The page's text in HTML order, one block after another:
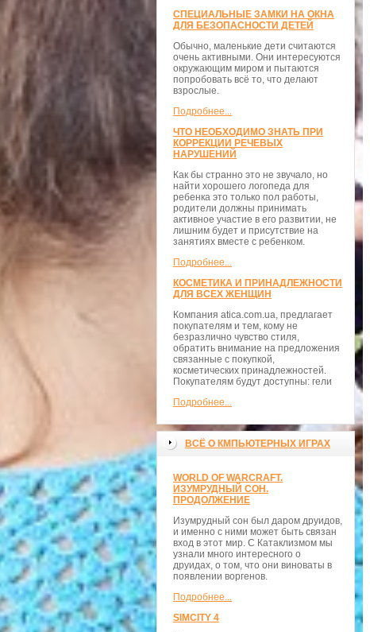
СПЕЦИАЛЬНЫЕ ЗАМКИ НА ОКНА
ДЛЯ БЕЗОПАСНОСТИ ДЕТЕЙ
Обычно, маленькие дети считаются
очень активными. Они интересуются
окружающим миром и пытаются
попробовать всё то, что делают
взрослые.
Подробнее...
ЧТО НЕОБХОДИМО ЗНАТЬ ПРИ
КОРРЕКЦИИ РЕЧЕВЫХ
НАРУШЕНИЙ
Как бы странно это не звучало, но
найти хорошего логопеда для
ребенка это только пол работы,
родители должны принимать
активное участие в его развитии, не
лишним будет и присутствие на
занятиях вместе с ребенком.
Подробнее...
КОСМЕТИКА И ПРИНАДЛЕЖНОСТИ
ДЛЯ ВСЕХ ЖЕНЩИН
Компания atica.com.ua, предлагает
покупателям и тем, кому не
безразлично чувство стиля,
обратить внимание на предложения
связанные с покупкой,
косметических принадлежностей.
Покупателям будут доступны: гели
Подробнее...
ВСЁ О КМПЬЮТЕРНЫХ ИГРАХ
WORLD OF WARCRAFT.
ИЗУМРУДНЫЙ СОН.
ПРОДОЛЖЕНИЕ
Изумрудный сон был даром друидов,
и именно с ними может быть связан
вход в этот мир. С Катаклизмом мы
узнали много интересного о
друидах, о том, что они виноваты в
появлении воргенов.
Подробнее...
SIMCITY 4